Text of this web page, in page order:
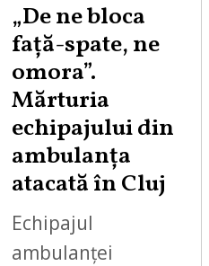
„De ne bloca
față-spate, ne
omora”.
Mărturia
echipajului din
ambulanța
atacată în Cluj
Echipajul
ambulanței